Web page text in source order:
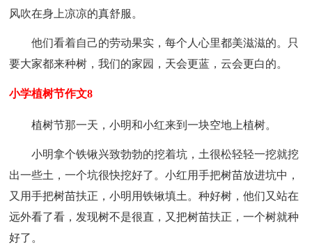
风吹在身上凉凉的真舒服。
他们看着自己的劳动果实，每个人心里都美滋滋的。只
要大家都来种树，我们的家园，天会更蓝，云会更白的。
小学植树节作文8
植树节那一天，小明和小红来到一块空地上植树。
小明拿个铁锹兴致勃勃的挖着坑，土很松轻轻一挖就挖
出一些土，一个坑很快挖好了。小红用手把树苗放进坑中，
又用手把树苗扶正，小明用铁锹填土。种好树，他们又站在
远外看了看，发现树不是很直，又把树苗扶正，一个树就种
好了。